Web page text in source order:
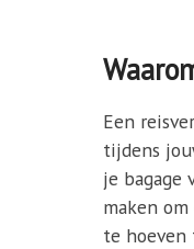
Een
tijdens
je bagage
maken
te hoeven